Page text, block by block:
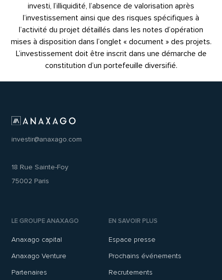
investi, l’illiquidité, l’absence de valorisation après
l’investissement ainsi que des risques spécifiques à
l’activité du projet détaillés dans les notes d’opération
mises à disposition dans l’onglet « document » des projets.
L’investissement doit être inscrit dans une démarche de
constitution d’un portefeuille diversifié.
investir@anaxago.com
18 Rue Sainte-Foy
75002 Paris
LE GROUPE ANAXAGO
Anaxago capital
Anaxago Venture
Partenaires
EN SAVOIR PLUS
Espace presse
Prochains événements
Recrutements